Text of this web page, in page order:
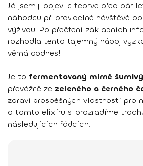
Já jsem ji objevila teprve před pár
náhodou při pravidelné návštěvě
výživou. Po přečtení základních
rozhodla tento tajemný nápoj
věrná dodnes!
Je to fermentovaný mírně
převážně ze zeleného a černého
zdraví prospěšných vlastností pro
o tomto elixíru si prozradíme
následujících řádcích.